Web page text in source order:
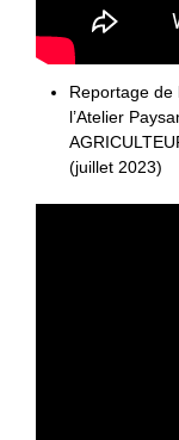
Reportage de
l’Atelier
(juillet 2023)